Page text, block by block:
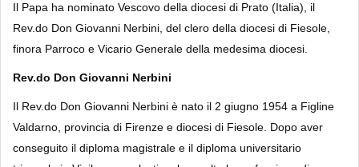
Il Papa ha nominato Vescovo della diocesi di Prato (Italia), il
Rev.do Don Giovanni Nerbini, del clero della diocesi di Fiesole,
finora Parroco e Vicario Generale della medesima diocesi.
Rev.do Don Giovanni Nerbini
Il Rev.do Don Giovanni Nerbini è nato il 2 giugno 1954 a Figline
Valdarno, provincia di Firenze e diocesi di Fiesole. Dopo aver
conseguito il diploma magistrale e il diploma universitario